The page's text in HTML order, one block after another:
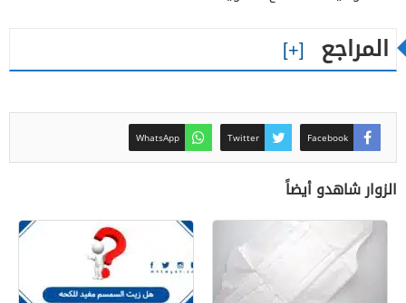
المراجع
Facebook
Twitter
WhatsApp
الزوار شاهدو أيضاً